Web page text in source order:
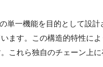
単一機能を目的として設
ます。この構造的特性に
これら独自のチェーン上